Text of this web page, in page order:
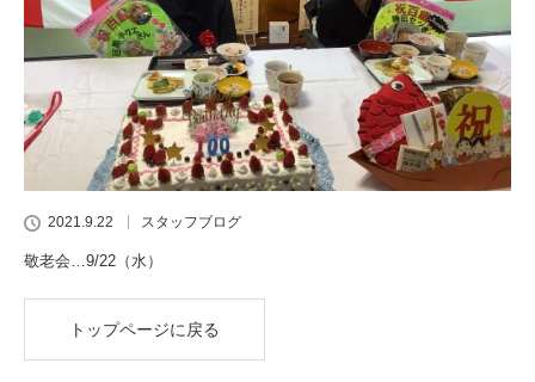
2021.9.22 スタッフブログ
敬老会…9/22（水）
トップページに戻る